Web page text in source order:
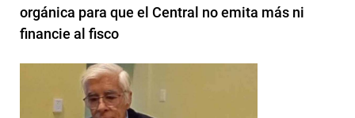
orgánica para que el Central no emita más ni
financie al fisco